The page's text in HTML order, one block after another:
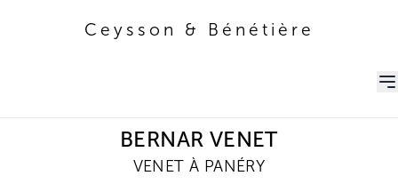
Ceysson & Bénétière
BERNAR VENET
VENET À PANÉRY